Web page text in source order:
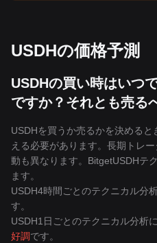
USDHの価格予測
USDHの買い時はいつ
ですか？それとも売る
USDHを買うか売るかを決める
える必要があります。長期トレ
動も異なります。BitgetUSDHテ
ます。
USDH4時間ごとのテクニカル分
す。
USDH1日ごとのテクニカル分析
好調です。